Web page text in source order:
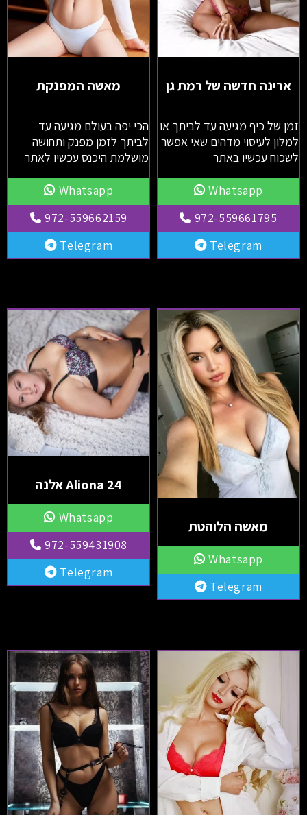
ארינה חדשה של רמת גן
זמן של כיף מגיעה עד לביתך או
למלון לעיסוי מדהים שאי אפשר
לשכוח עכשיו באתר
Whatsapp
972-559661795
Telegram
מאשה המפנקת
הכי יפה בעולם מגיעה עד
לביתך לזמן מפנק ותחושה
מושלמת היכנס עכשיו לאתר
Whatsapp
972-559662159
Telegram
מאשה הלוהטת
Whatsapp
Telegram
Aliona 24 אלנה
Whatsapp
972-559431908
Telegram